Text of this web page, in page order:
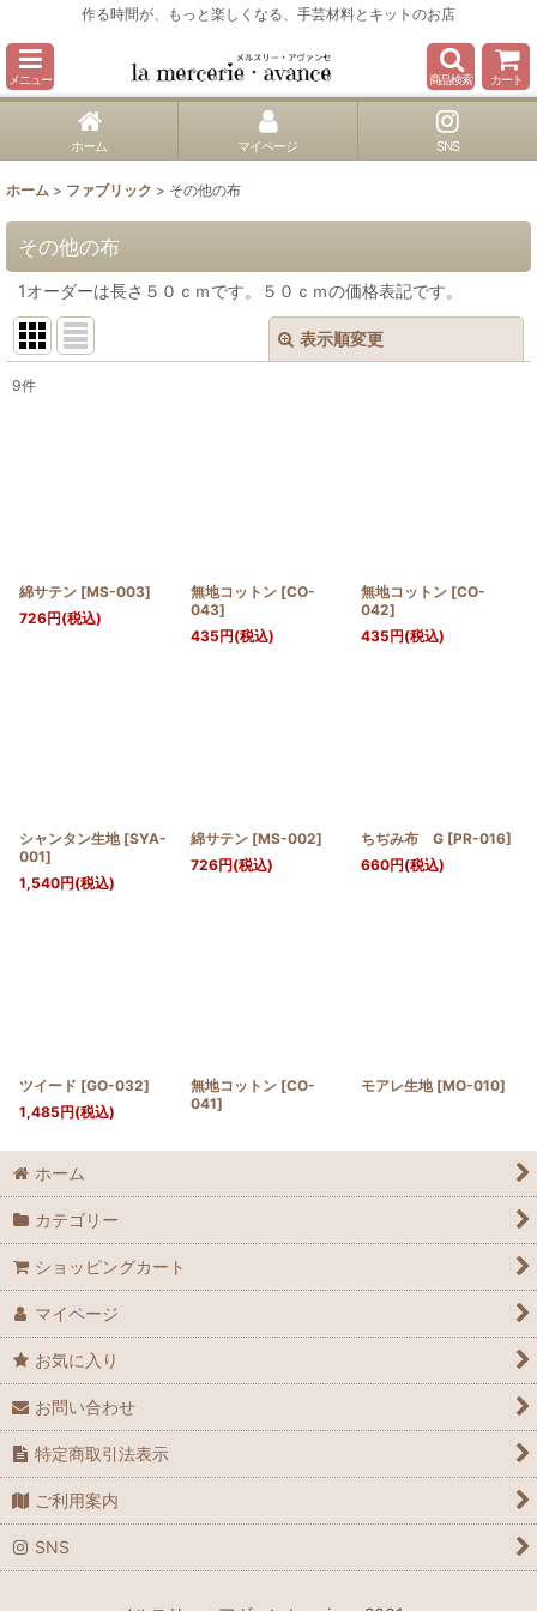
作る時間が、もっと楽しくなる、手芸材料とキットのお店
メニュー 商品検索 カート
ホーム マイページ SNS
ホーム > ファブリック > その他の布
その他の布
1オーダーは長さ５０ｃｍです。５０ｃｍの価格表記です。
表示順変更
9件
綿サテン [MS-003]
726円(税込)
無地コットン [CO-
043]
435円(税込)
無地コットン [CO-
042]
435円(税込)
シャンタン生地 [SYA-
001]
1,540円(税込)
綿サテン [MS-002]
726円(税込)
ちぢみ布 G [PR-016]
660円(税込)
ツイード [GO-032]
1,485円(税込)
無地コットン [CO-
041]
モアレ生地 [MO-010]
ホーム
カテゴリー
ショッピングカート
マイページ
お気に入り
お問い合わせ
特定商取引法表示
ご利用案内
SNS